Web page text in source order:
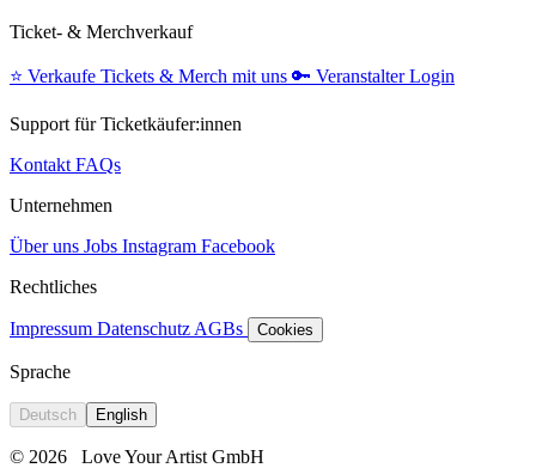
Ticket- & Merchverkauf
⭐️ Verkaufe Tickets & Merch mit uns 🔑 Veranstalter Login
Support für Ticketkäufer:innen
KontaktFAQs
Unternehmen
Über uns Jobs Instagram Facebook
Rechtliches
Impressum DatenschutzAGBs Cookies
Sprache
Deutsch English
© 2026 Love Your Artist GmbH